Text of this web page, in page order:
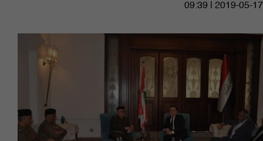
09:39 | 2019-05-17